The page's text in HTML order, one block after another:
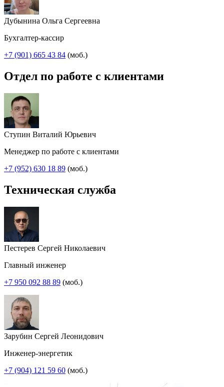
Дубынина Ольга Сергеевна
Бухгалтер-кассир
+7 (901) 665 43 84 (моб.)
Отдел по работе с клиентами
Ступин Виталий Юрьевич
Менеджер по работе с клиентами
+7 (952) 630 18 89 (моб.)
Техническая служба
Пестерев Сергей Николаевич
Главный инженер
+7 950 092 88 89 (моб.)
Зарубин Сергей Леонидович
Инженер-энергетик
+7 (904) 121 59 60 (моб.)